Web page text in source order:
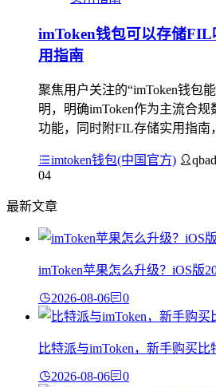
imToken钱包可以存储
用指南
聚焦用户关注的“imToken钱包
明，明确imToken作为主流合
功能，同时附FIL存储实用指南
imtoken钱包(中国官方)
04
最新文章
imToken苹果怎么升级？iOS版
2026-08-06 0
比特派与imToken，新手购买
2026-08-06 0